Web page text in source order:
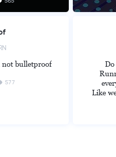
not bulletproof
577
Like